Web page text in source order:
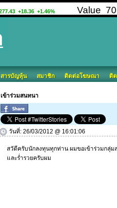
สารบัญหุ้น สมาชิก ติดต่อโฆษณา ติ
เข้าร่วมสนทนา
วันที่: 26/03/2012 @ 16:01:06
สวัดีครับนักลงทุนทุกท่าน ผมขอเข้าร่วมกลุ่
และร่ำรวยครับผม